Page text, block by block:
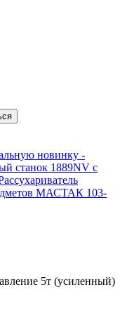
новинку -
станок 1889NV с
МАСТАК 103-
5т (усиленный)